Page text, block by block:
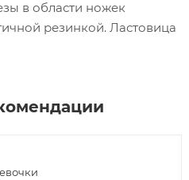
в области ножек
резинкой. Ластовица